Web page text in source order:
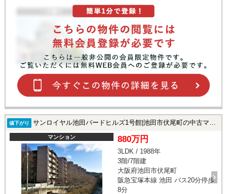
値下がり サンロイヤル池田バードヒルズ1号館|池田市伏尾町の中古マンション
マンション 880万円
3LDK / 1988年
3階/7階建
大阪府池田市伏尾町
阪急宝塚本線 池田 バス20分停歩
8分